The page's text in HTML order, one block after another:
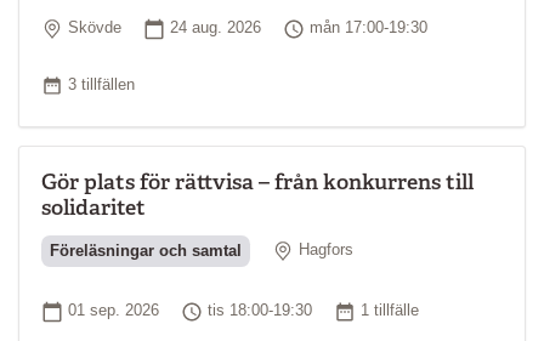
Plats
Skövde Startdatum
24 aug. 2026 Tid
mån 17:00-19:30
Antal tillfällen
3 tillfällen
Gör plats för rättvisa – från konkurrens till
solidaritet
Föreläsningar och samtal Plats
Hagfors
Startdatum
01 sep. 2026 Tid
tis 18:00-19:30 Antal tillfällen
1 tillfälle